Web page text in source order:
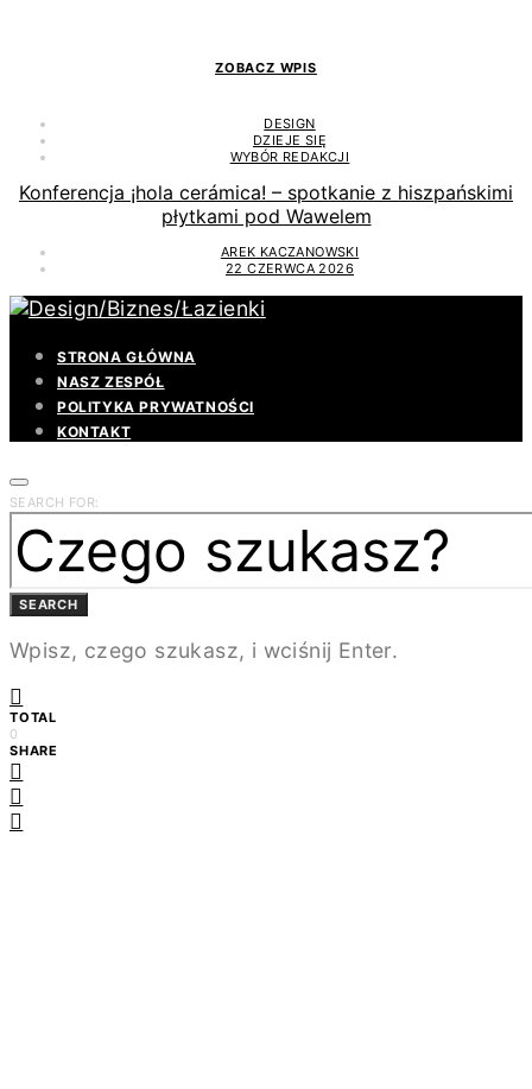
ZOBACZ WPIS
DESIGN
DZIEJE SIĘ
WYBÓR REDAKCJI
Konferencja ¡hola cerámica! – spotkanie z hiszpańskimi
płytkami pod Wawelem
AREK KACZANOWSKI
22 CZERWCA 2026
STRONA GŁÓWNA
NASZ ZESPÓŁ
POLITYKA PRYWATNOŚCI
KONTAKT
SEARCH FOR:
SEARCH
Wpisz, czego szukasz, i wciśnij Enter.
TOTAL
0
SHARE